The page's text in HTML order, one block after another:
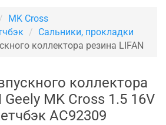
MK Cross
Сальники, прокладки
коллектора резина LIFAN
коллектора
Geely MK Cross 1.5 16V
AC92309